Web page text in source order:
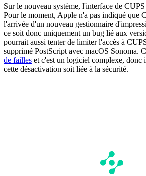
Sur le nouveau système, l'interface de
Pour le moment, Apple n'a pas indiqué que
l'arrivée d'un nouveau gestionnaire
ce soit donc uniquement un bug lié aux
pourrait aussi tenter de limiter l'accès à
supprimé PostScript avec macOS Sonoma.
de failles et c'est un logiciel complexe, donc
cette désactivation soit liée à la sécurité.